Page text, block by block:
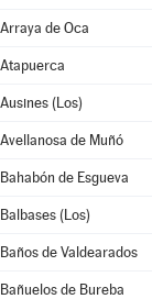
Arraya de Oca
Atapuerca
Ausines (Los)
Avellanosa de Muñó
Bahabón de Esgueva
Balbases (Los)
Baños de Valdearados
Bañuelos de Bureba